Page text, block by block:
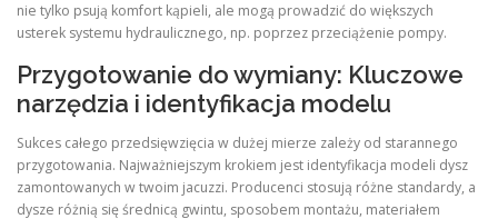
nie tylko psują komfort kąpieli, ale mogą prowadzić do większych
usterek systemu hydraulicznego, np. poprzez przeciążenie pompy.
Przygotowanie do wymiany: Kluczowe
narzędzia i identyfikacja modelu
Sukces całego przedsięwzięcia w dużej mierze zależy od starannego
przygotowania. Najważniejszym krokiem jest identyfikacja modeli dysz
zamontowanych w twoim jacuzzi. Producenci stosują różne standardy, a
dysze różnią się średnicą gwintu, sposobem montażu, materiałem